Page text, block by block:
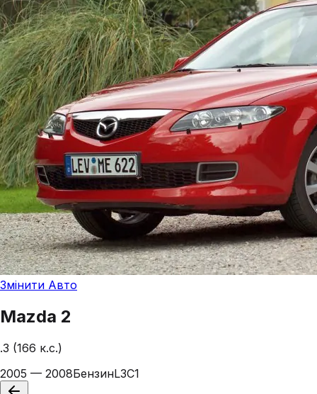
Змінити Авто
Mazda 2
.3 (166 к.с.)
2005 — 2008БензинL3C1